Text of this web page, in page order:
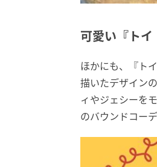
可愛い『トイ
ほかにも、『ト
描いたデザイン
ィやジェシーを
のバウンドコー